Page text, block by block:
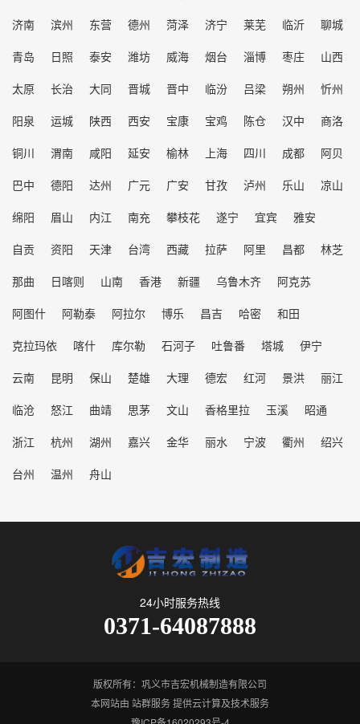
济南
滨州 东营 德州 菏泽 济宁 莱芜 临沂
聊城
青岛
日照 泰安 潍坊 威海 烟台 淄博 枣庄
山西
太原
长治 大同 晋城 晋中 临汾 吕梁 朔州
忻州
阳泉
运城 陕西 西安 宝康 宝鸡 陈仓 汉中
商洛
铜川
渭南 咸阳 延安 榆林 上海 四川 成都
阿贝
巴中
德阳 达州 广元 广安 甘孜 泸州 乐山
凉山
绵阳
眉山 内江 南充 攀枝花 遂宁 宜宾
雅安
自贡
资阳 天津 台湾 西藏 拉萨 阿里 昌都
林芝
那曲
日喀则 山南 香港 新疆 乌鲁木齐
阿克苏
阿图什
阿勒泰 阿拉尔 博乐 昌吉 哈密
和田
克拉玛依
喀什 库尔勒 石河子 吐鲁番 塔城
伊宁
云南
昆明 保山 楚雄 大理 德宏 红河 景洪
丽江
临沧
怒江 曲靖 思茅 文山 香格里拉 玉溪
昭通
浙江
杭州 湖州 嘉兴 金华 丽水 宁波 衢州
绍兴
台州
温州 舟山
24小时服务热线
0371-64087888
版权所有：巩义市吉宏机械制造有限公司
本网站由 站群服务提供云计算及技术服务